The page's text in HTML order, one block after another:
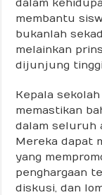
membantu
bukanlah
melainkan
dijunjung tinggi.
Kepala
memastikan
dalam seluruh
Mereka dapat
yang
penghargaan
diskusi, dan